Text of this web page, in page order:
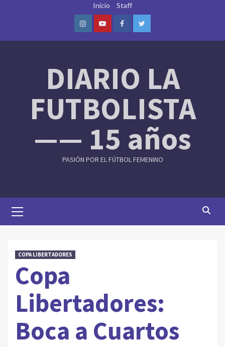
Inicio Staff
InstagramYoutubeFacebookTwitter
DIARIO LA
FUTBOLISTA
—— 15 años
PASIÓN POR EL FÚTBOL FEMENINO
Menu
COPA LIBERTADORES
Copa
Libertadores:
Boca a Cuartos